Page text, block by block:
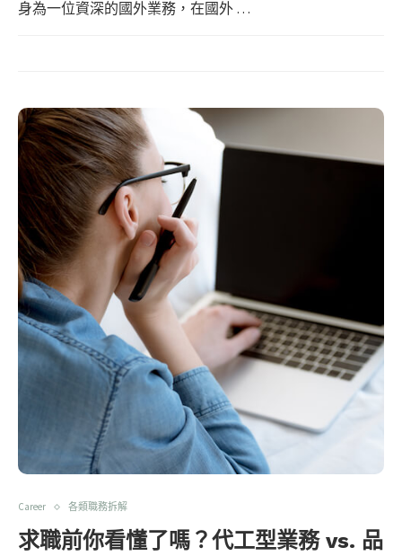
身為一位資深的國外業務，在國外 …
Career 各類職務拆解
求職前你看懂了嗎？代工型業務 vs. 品